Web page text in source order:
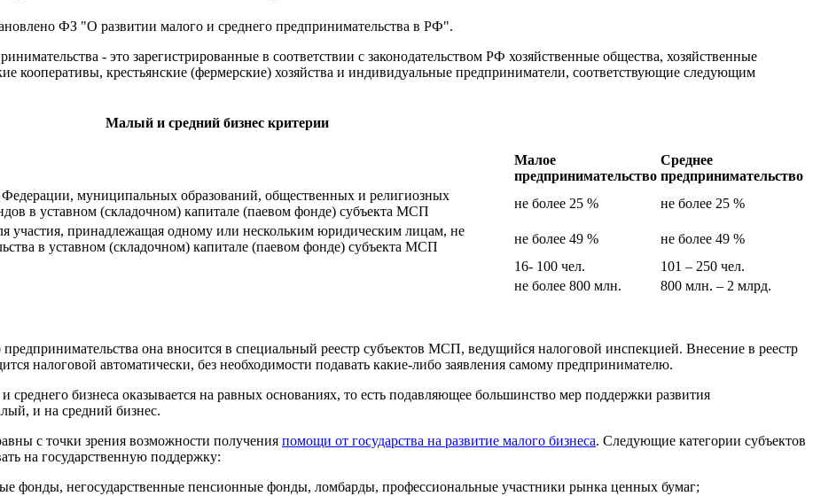
ФЗ "О развитии малого и среднего предпринимательства в РФ".
- это зарегистрированные в соответствии с законодательством РФ хозяйственные общества, хозяйственные
кооперативы, крестьянские (фермерские) хозяйства и индивидуальные предприниматели, соответствующие следующим
Малый и средний бизнес критерии
Малое
предпринимательство
Среднее
предпринимательство
муниципальных образований, общественных и религиозных
в уставном (складочном) капитале (паевом фонде) субъекта МСП
не более 25 %
не более 25 %
участия, принадлежащая одному или нескольким юридическим лицам, не
в уставном (складочном) капитале (паевом фонде) субъекта МСП
не более 49 %
не более 49 %
16- 100 чел.
101 – 250 чел.
не более 800 млн. 800 млн. – 2 млрд.
она вносится в специальный реестр субъектов МСП, ведущийся налоговой инспекцией. Внесение в реестр
налоговой автоматически, без необходимости подавать какие-либо заявления самому предпринимателю.
среднего бизнеса оказывается на равных основаниях, то есть подавляющее большинство мер поддержки развития
и на средний бизнес.
с точки зрения возможности получения помощи от государства на развитие малого бизнеса. Следующие категории субъектов
на государственную поддержку:
фонды, негосударственные пенсионные фонды, ломбарды, профессиональные участники рынка ценных бумаг;